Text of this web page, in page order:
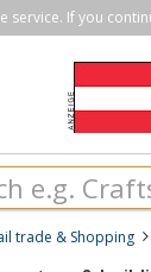
If you
trade & Shopping